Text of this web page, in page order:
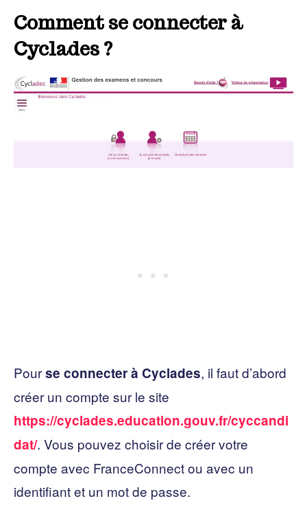
Comment se connecter à
Cyclades ?
Pourse connecter à Cyclades, il faut d’abord
créer un compte sur le site
https://cyclades.education.gouv.fr/cyccandi
dat/. Vous pouvez choisir de créer votre
compte avec FranceConnect ou avec un
identifiant et un mot de passe.